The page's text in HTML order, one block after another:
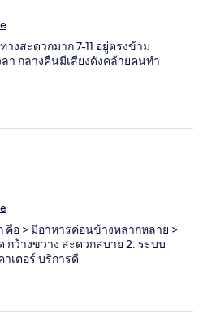
งสะดวกมาก 7-11 อยู่ตรงข้าม
า กลางคืนมีเสียงดังคล้ายคนทำ
คือ > มีอาหารค่อนข้างหลากหลาย >
ว้างขวาง สะดวกสบาย 2. ระบบ
เตอร์ บริการดี